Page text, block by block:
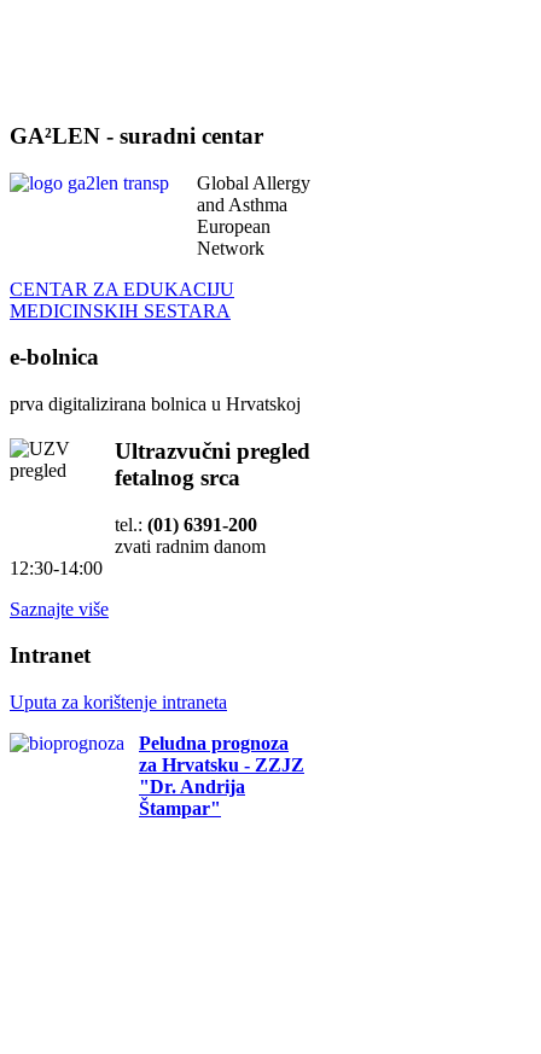
GA²LEN - suradni centar
Global Allergy
and Asthma
European
Network
CENTAR ZA EDUKACIJU
MEDICINSKIH SESTARA
e-bolnica
prva digitalizirana bolnica u Hrvatskoj
Ultrazvučni pregled
fetalnog srca
tel.: (01) 6391-200
zvati radnim danom
12:30-14:00
Saznajte više
Intranet
Uputa za korištenje intraneta
Peludna prognoza
za Hrvatsku - ZZJZ
"Dr. Andrija
Štampar"